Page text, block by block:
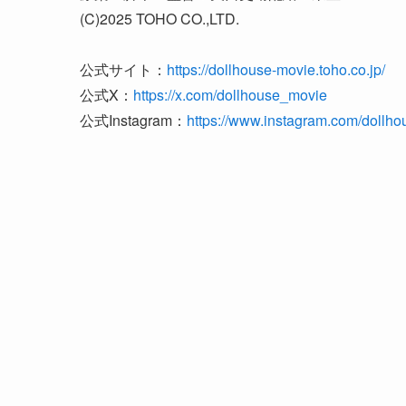
(C)2025 TOHO CO.,LTD.
公式サイト： https://dollhouse-movie.toho.co.jp/
公式X： https://x.com/dollhouse_movie
公式Instagram： https://www.instagram.com/